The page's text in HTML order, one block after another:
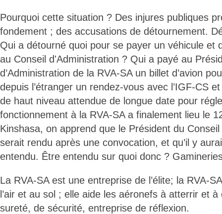
Pourquoi cette situation ? Des injures publiques
fondement ; des accusations de détournement.
Qui a détourné quoi pour se payer un véhicule et
au Conseil d'Administration ? Qui a payé au
d’Administration de la RVA-SA un billet d’avion
depuis l’étranger un rendez-vous avec l’IGF-CS
de haut niveau attendue de longue date pour
fonctionnement à la RVA-SA a finalement lieu le
Kinshasa, on apprend que le Président du Conseil
serait rendu après une convocation, et qu’il y
entendu. Être entendu sur quoi donc ?
La RVA-SA est une entreprise de l’élite; la RVA-
l’air et au sol ; elle aide les aéronefs à atterrir et
sureté, de sécurité, entreprise de réflexion.